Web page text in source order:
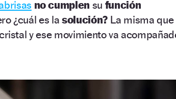
no cumplen su función
¿cuál es la solución?La misma que
y ese movimiento va